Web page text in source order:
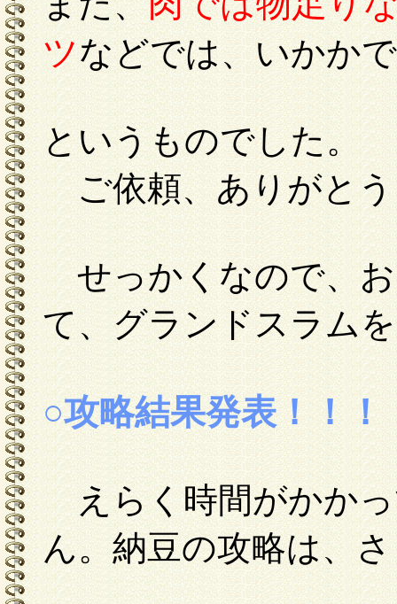
ツなどでは、いかか
というものでした。
ご依頼、ありがとう
せっかくなので、お
て、グランドスラム
○攻略結果発表！！！
えらく時間がかかっ
ん。納豆の攻略は、